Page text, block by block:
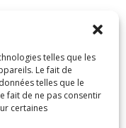
telles que les
Le fait de
telles que le
fait de ne pas consentir
certaines